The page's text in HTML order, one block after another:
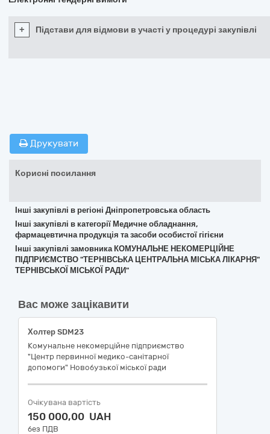
+ Підстави для відмови в участі у процедурі закупівлі
Друкувати
Корисні посилання
Інші закупівлі в регіоні Дніпропетровська область
Інші закупівлі в категорії Медичне обладнання,
фармацевтична продукція та засоби особистої гігієни
Інші закупівлі замовника КОМУНАЛЬНЕ НЕКОМЕРЦІЙНЕ
ПІДПРИЄМСТВО "ТЕРНІВСЬКА ЦЕНТРАЛЬНА МІСЬКА ЛІКАРНЯ"
ТЕРНІВСЬКОЇ МІСЬКОЇ РАДИ"
Вас може зацікавити
Холтер SDM23
Комунальне некомерційне підприємство
"Центр первинної медико-санітарної
допомоги" Новобузької міської ради
Очікувана вартість
150 000,00 UAH
без ПДВ